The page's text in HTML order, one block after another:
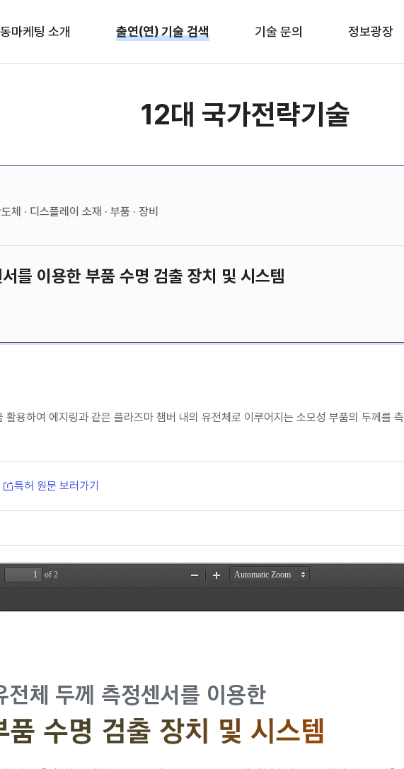
마케팅 소개 출연(연) 기술 검색 기술 문의 정보광장
12대 국가전략기술
체 · 디스플레이 소재 · 부품 · 장비
를 이용한 부품 수명 검출 장치 및 시스템
활용하여 에지링과 같은 플라즈마 챔버 내의 유전체로 이루어지는 소모성 부품의 두께를
특허 원문 보러가기